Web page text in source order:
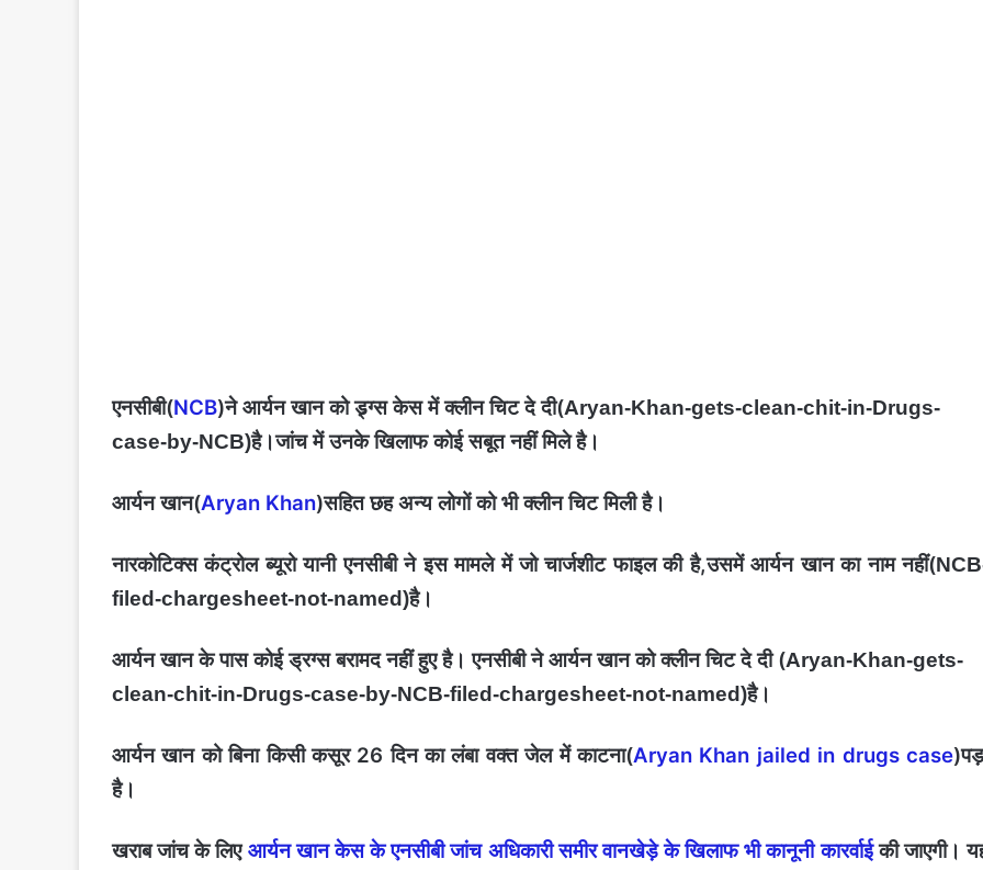
एनसीबी(NCB)ने आर्यन खान को ड्र्ग्स केस में क्लीन चिट दे दी(Aryan-Khan-gets-clean-chit-in-Drugs-
case-by-NCB)है।जांच में उनके खिलाफ कोई सबूत नहीं मिले है।
आर्यन खान(Aryan Khan)सहित छह अन्य लोगों को भी क्लीन चिट मिली है।
नारकोटिक्‍स कंट्रोल ब्‍यूरो यानी एनसीबी ने इस मामले में जो चार्जशीट फाइल की है,उसमें आर्यन खान का नाम नहीं(
filed-chargesheet-not-named)है।
आर्यन खान के पास कोई ड्रग्स बरामद नहीं हुए है। एनसीबी ने आर्यन खान को क्लीन चिट दे दी (Aryan-Khan-gets-
clean-chit-in-Drugs-case-by-NCB-filed-chargesheet-not-named)है।
आर्यन खान को बिना किसी कसूर 26 दिन का लंबा वक्त जेल में काटना(Aryan Khan jailed in drugs case
है।
खराब जांच के लिएआर्यन खान केस के एनसीबी जांच अधिकारी समीर वानखेड़े के खिलाफ भी कानूनी कारर्वाईकी जाएगी।